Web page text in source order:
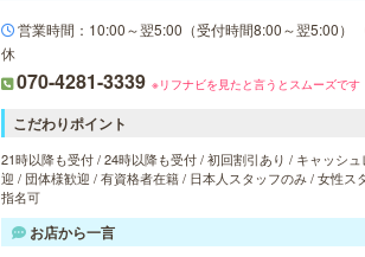
営業時間：10:00～翌5:00（受付時間8:00～翌5:00）
休
070-4281-3339 ※リフナビを見たと言うとスムーズです
こだわりポイント
21時以降も受付 / 24時以降も受付 / 初回割引あり / キャッシ
迎 / 団体様歓迎 / 有資格者在籍 / 日本人スタッフのみ / 女性ス
指名可
お店から一言